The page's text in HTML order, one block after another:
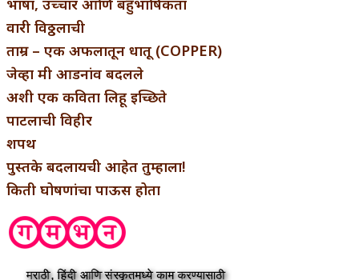
भाषा, उच्चार आणि बहुभाषिकता
वारी विठ्ठलाची
ताम्र – एक अफलातून धातू (COPPER)
जेव्हा मी आडनांव बदलले
अशी एक कविता लिहू इच्छिते
पाटलाची विहीर
शपथ
पुस्तके बदलायची आहेत तुम्हाला!
किती घोषणांचा पाऊस होता